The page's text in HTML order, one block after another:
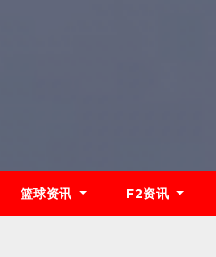
篮球资讯 F2资讯